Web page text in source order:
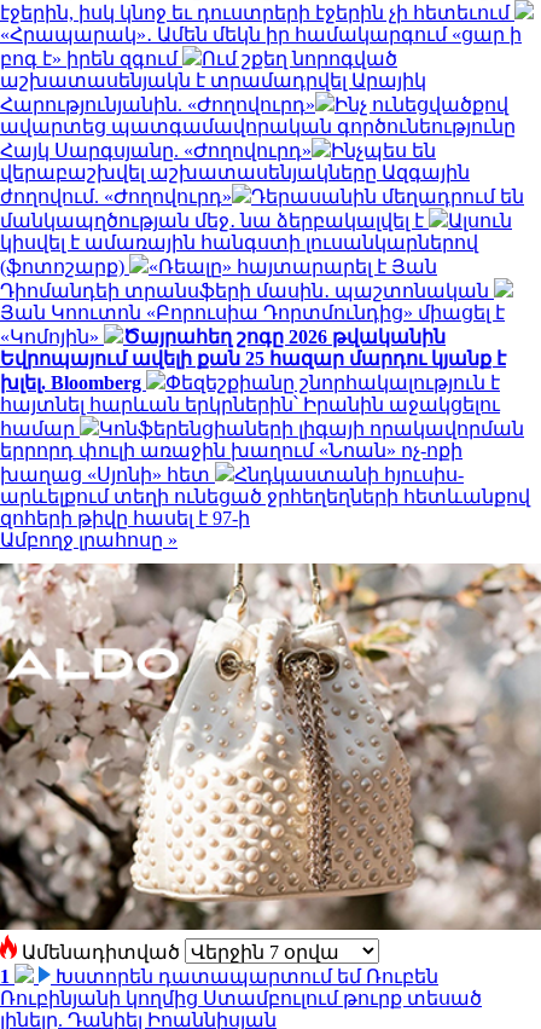
էջերին, իսկ կնոջ եւ դուստրերի էջերին չի հետեւում
«Հրապարակ»․ Ամեն մեկն իր համակարգում «ցար ի
բոգ է» իրեն զգում
Ում շքեղ նորոգված
աշխատասենյակն է տրամադրվել Արայիկ
Հարությունյանին. «Ժողովուրդ»
Ինչ ունեցվածքով
ավարտեց պատգամավորական գործունեությունը
Հայկ Սարգսյանը. «Ժողովուրդ»
Ինչպես են
վերաբաշխվել աշխատասենյակները Ազգային
ժողովում. «Ժողովուրդ»
Դերասանին մեղադրում են
մանկապղծության մեջ․ նա ձերբակալվել է
Ալսուն
կիսվել է ամառային հանգստի լուսանկարներով
(ֆոտոշարք)
«Ռեալը» հայտարարել է Յան
Դիոմանդեի տրանսֆերի մասին․ պաշտոնական
Յան Կոուտոն «Բորուսիա Դորտմունդից» միացել է
«Կոմոյին»
Ծայրահեղ շոգը 2026 թվականին
Եվրոպայում ավելի քան 25 հազար մարդու կյանք է
խլել. Bloomberg
Փեզեշքիանը շնորհակալություն է
հայտնել հարևան երկրներին՝ Իրանին աջակցելու
համար
Կոնֆերենցիաների լիգայի որակավորման
երրորդ փուլի առաջին խաղում «Նոան» ոչ-ոքի
խաղաց «Սյոնի» հետ
Հնդկաստանի հյուսիս-
արևելքում տեղի ունեցած ջրհեղեղների հետևանքով
զոհերի թիվը հասել է 97-ի
Ամբողջ լրահոսը »
Ամենադիտված
1
Խստորեն դատապարտում եմ Ռուբեն
Ռուբինյանի կողմից Ստամբուլում թուրք տեսած
լինելը. Դանիել Իոաննիսյան